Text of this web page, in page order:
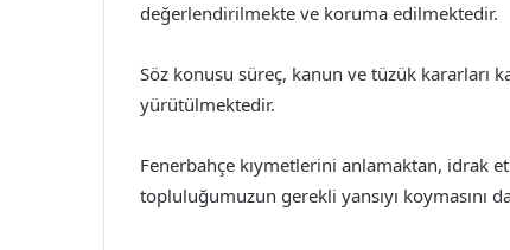
değerlendirilmekte ve koruma edilmektedir.
Söz konusu süreç, kanun ve tüzük kararları
yürütülmektedir.
Fenerbahçe kıymetlerini anlamaktan, idrak
topluluğumuzun gerekli yansıyı koymasını